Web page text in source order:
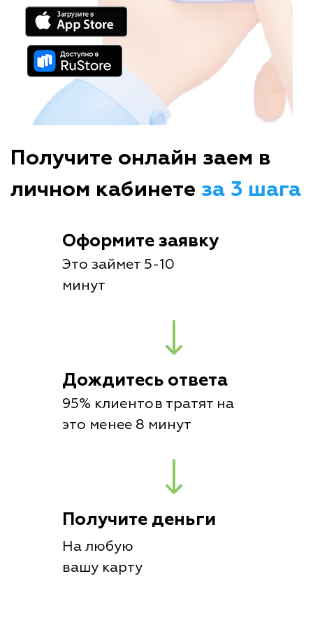
Получите онлайн заем в
личном кабинете за 3 шага
Оформите заявку
Это займет 5-10
минут
Дождитесь ответа
95% клиентов тратят на
это менее 8 минут
Получите деньги
На любую
вашу карту